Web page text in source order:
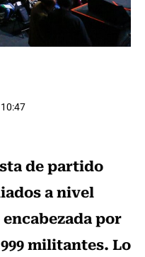
de partido
a nivel
por
militantes. Lo